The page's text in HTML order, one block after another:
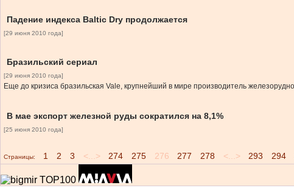
Падение индекса Baltic Dry продолжается
[29 июня 2010 года]
Бразильский сериал
[29 июня 2010 года]
Еще до кризиса бразильская Vale, крупнейший в мире производитель
В мае экспорт железной руды сократился на 8,1%
[25 июня 2010 года]
Страницы: 1 2 3 <...> 274 275 276 277 278 <...> 293 294